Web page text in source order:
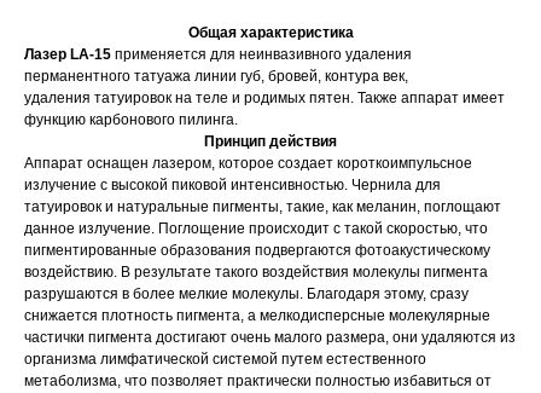
Общая характеристика
Лазер LA-15 применяется для неинвазивного удаления
перманентного татуажа линии губ, бровей, контура век,
удаления татуировок на теле и родимых пятен. Также аппарат имеет
функцию карбонового пилинга.
Принцип действия
Аппарат оснащен лазером, которое создает короткоимпульсное
излучение с высокой пиковой интенсивностью. Чернила для
татуировок и натуральные пигменты, такие, как меланин, поглощают
данное излучение. Поглощение происходит с такой скоростью, что
пигментированные образования подвергаются фотоакустическому
воздействию. В результате такого воздействия молекулы пигмента
разрушаются в более мелкие молекулы. Благодаря этому, сразу
снижается плотность пигмента, а мелкодисперсные молекулярные
частички пигмента достигают очень малого размера, они удаляются из
организма лимфатической системой путем естественного
метаболизма, что позволяет практически полностью избавиться от